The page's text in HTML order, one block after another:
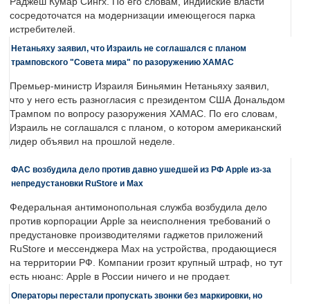
сосредоточатся на модернизации имеющегося парка
истребителей.
Нетаньяху заявил, что Израиль не соглашался с планом
трамповского "Совета мира" по разоружению ХАМАС
Премьер-министр Израиля Биньямин Нетаньяху заявил,
что у него есть разногласия с президентом США Дональдом
Трампом по вопросу разоружения ХАМАС. По его словам,
Израиль не соглашался с планом, о котором американский
лидер объявил на прошлой неделе.
ФАС возбудила дело против давно ушедшей из РФ Apple из-за
непредустановки RuStore и Max
Федеральная антимонопольная служба возбудила дело
против корпорации Apple за неисполнения требований о
предустановке производителями гаджетов приложений
RuStore и мессенджера Max на устройства, продающиеся
на территории РФ. Компании грозит крупный штраф, но тут
есть нюанс: Apple в России ничего и не продает.
Операторы перестали пропускать звонки без маркировки, но